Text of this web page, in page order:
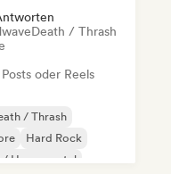
Death / Thrash
oder Reels
/ Thrash
Hard Rock
/ Heavy metal